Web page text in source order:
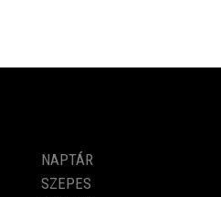
NAPTÁR
SZEPES